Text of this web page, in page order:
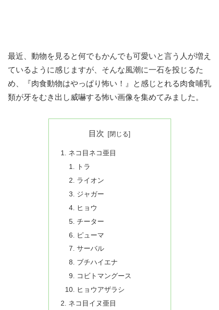
最近、動物を見ると何でもかんでも可愛いと言う人が増え
ているように感じますが、そんな風潮に一石を投じるた
め、『肉食動物はやっぱり怖い！』と感じとれる肉食哺乳
類が牙をむき出し威嚇する怖い画像を集めてみました。
目次
ネコ目ネコ亜目
トラ
ライオン
ジャガー
ヒョウ
チーター
ピューマ
サーバル
ブチハイエナ
コビトマングース
ヒョウアザラシ
ネコ目イヌ亜目